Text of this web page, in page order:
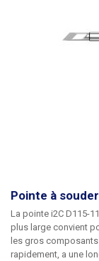
Pointe à
La pointe i2C D115-
plus large convient
les gros
rapidement, a une